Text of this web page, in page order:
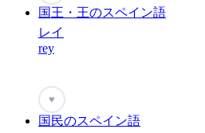
国王・王のスペイン語
レイ
rey
♥
国民のスペイン語